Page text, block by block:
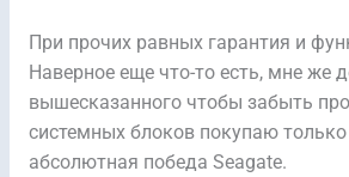
При прочих равных гарантия и
Наверное еще что-то есть, мне же
вышесказанного чтобы забыть
системных блоков покупаю только
абсолютная победа Seagate.